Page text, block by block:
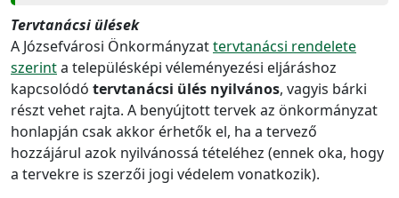
Tervtanácsi ülések
A Józsefvárosi Önkormányzattervtanácsi rendelete
szerinta településképi véleményezési eljáráshoz
kapcsolódó tervtanácsi ülés nyilvános, vagyis bárki
részt vehet rajta. A benyújtott tervek az önkormányzat
honlapján csak akkor érhetők el, ha a tervező
hozzájárul azok nyilvánossá tételéhez (ennek oka, hogy
a tervekre is szerzői jogi védelem vonatkozik).